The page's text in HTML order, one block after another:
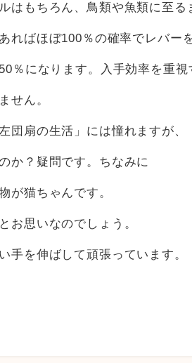
はもちろん、鳥類や魚類に至る
ばほぼ100％の確率でレバー
％になります。入手効率を重視
せん。
団扇の生活」には憧れますが、
か？疑問です。ちなみに
が猫ちゃんです。
お思いなのでしょう。
手を伸ばして頑張っています。